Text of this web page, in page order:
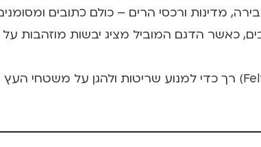
מדינות ורכסי הרים – כולם כתובים
כאשר הדגם המוביל מציג יבשות מוזהבות